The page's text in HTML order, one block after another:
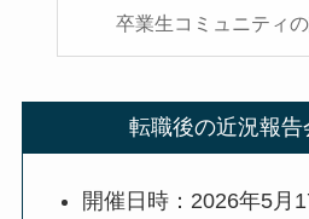
卒業生コミュニティ
転職後の近況報告
開催日時：2026年5月